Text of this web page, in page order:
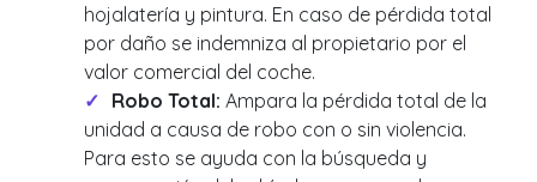
hojalatería y pintura. En caso de pérdida total
por daño se indemniza al propietario por el
valor comercial del coche.
Robo Total: Ampara la pérdida total de la
unidad a causa de robo con o sin violencia.
Para esto se ayuda con la búsqueda y